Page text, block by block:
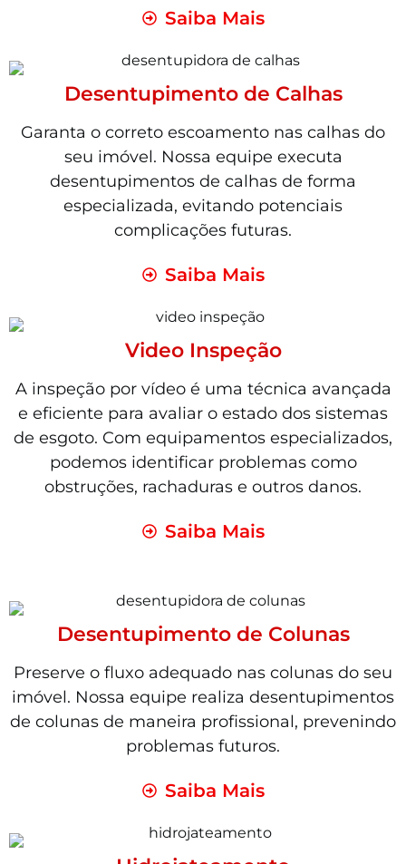
Saiba Mais
Desentupimento de Calhas
Garanta o correto escoamento nas calhas do
seu imóvel. Nossa equipe executa
desentupimentos de calhas de forma
especializada, evitando potenciais
complicações futuras.
Saiba Mais
Video Inspeção
A inspeção por vídeo é uma técnica avançada
e eficiente para avaliar o estado dos sistemas
de esgoto. Com equipamentos especializados,
podemos identificar problemas como
obstruções, rachaduras e outros danos.
Saiba Mais
Desentupimento de Colunas
Preserve o fluxo adequado nas colunas do seu
imóvel. Nossa equipe realiza desentupimentos
de colunas de maneira profissional, prevenindo
problemas futuros.
Saiba Mais